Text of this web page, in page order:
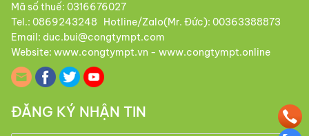
Mã số thuế: 0316676027
Tel.: 0869243248 Hotline/Zalo(Mr. Đức): 00363388873
Email: duc.bui@congtympt.com
Website: www.congtympt.vn - www.congtympt.online
ĐĂNG KÝ NHẬN TIN